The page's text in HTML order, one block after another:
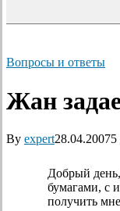
Вопросы и ответы
Жан
By expert28.04.20075
Добрый
бумагами, с
получить